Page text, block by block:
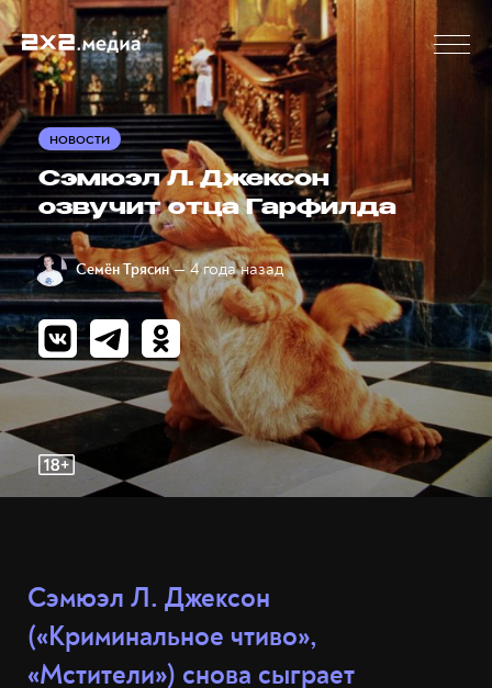
НОВОСТИ
Сэмюэл Л. Джексон
озвучит отца Гарфилда
Семён Трясин — 4 года назад
Сэмюэл Л. Джексон
(«Криминальное чтиво»,
«Мстители») снова сыграет